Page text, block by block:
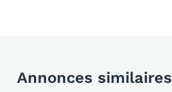
Annonces similaires